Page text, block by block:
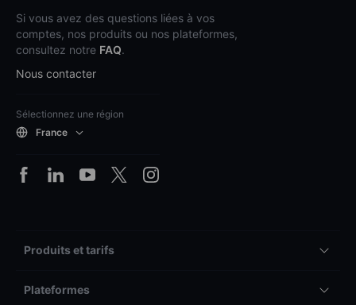
Si vous avez des questions liées à vos
comptes, nos produits ou nos plateformes,
consultez notre FAQ.
Nous contacter
Sélectionnez une région
France
Produits et tarifs
Plateformes